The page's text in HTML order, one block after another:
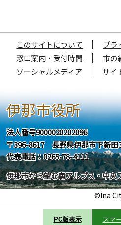
このサイトについて
プラ
窓口案内・受付時間
市の
ソーシャルメディア
サイ
伊那市役所
法人番号9000020202096
〒396-8617 長野県伊那市下新田
代表電話：0265-78-4111
伊那市から望む南アルプス・中央
©Ina
PC版表示 スマ